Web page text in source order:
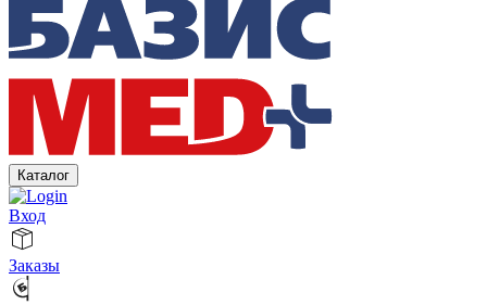
Каталог
Вход
Заказы